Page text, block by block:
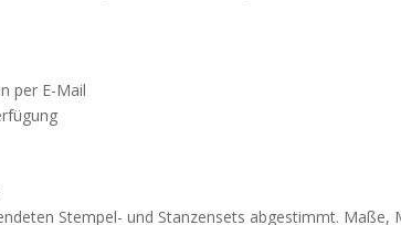
per E-Mail
Stempel- und Stanzensets abgestimmt.